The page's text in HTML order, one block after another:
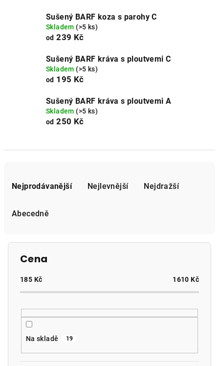
Sušený BARF koza s parohy C
Skladem (>5 ks)
od 239 Kč
Sušený BARF kráva s ploutvemi C
Skladem (>5 ks)
od 195 Kč
Sušený BARF kráva s ploutvemi A
Skladem (>5 ks)
od 250 Kč
Nejprodávanější Nejlevnější Nejdražší
Abecedně
Cena
185 Kč 1610 Kč
Na skladě 19